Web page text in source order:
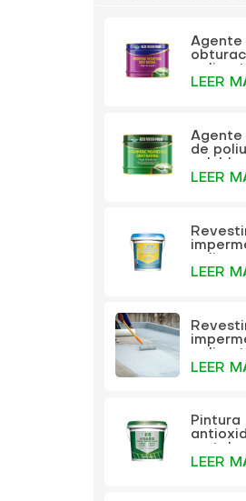
Agente
de
LEER
Agente
de
KEZU
LEER
LEER
LEER
Pintura
agua
LEER